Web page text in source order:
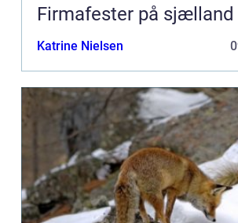
Firmafester på sjælland
Katrine Nielsen